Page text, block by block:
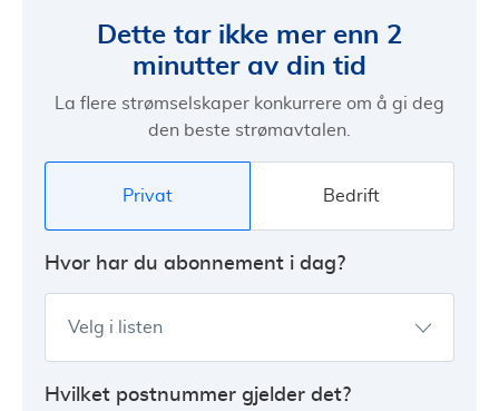
Dette tar ikke mer enn 2
minutter av din tid
La flere strømselskaper konkurrere om å gi deg
den beste strømavtalen.
Privat Bedrift
Hvor har du abonnement i dag?
Velg i listen
Hvilket postnummer gjelder det?